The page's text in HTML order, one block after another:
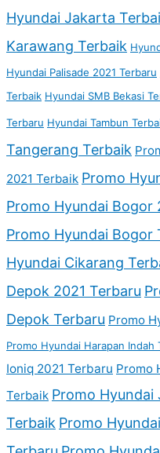
Hyundai Jakarta
Karawang Terbaik
Hyundai Palisade 2021 Terbaru
Terbaik Hyundai SMB Bekasi
Terbaru Hyundai Tambun
Tangerang Terbaik
2021 Terbaik Promo
Promo Hyundai Bogor
Promo Hyundai Bogor
Hyundai Cikarang
Depok 2021 Terbaru
Depok Terbaru Promo
Promo Hyundai Harapan Indah
Ioniq 2021 Terbaru Promo
Terbaik Promo Hyundai
Terbaik Promo